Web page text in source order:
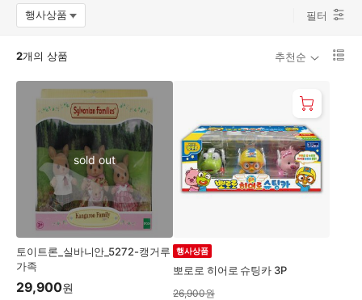
LOL/뽑기인형
행사상품옵션팝업 열기 필터
2개의 상품 추천순
토이트론_실바니안_5272-캥거루
가족
sold out
29,900원
뽀로로 히어로 슈팅카 3P
행사상품
26,900원